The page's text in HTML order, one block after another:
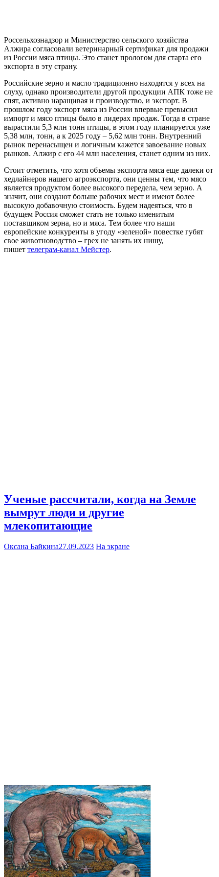
Россельхознадзор и Министерство сельского хозяйства
Алжира согласовали ветеринарный сертификат для продажи
из России мяса птицы. Это станет прологом для старта его
экспорта в эту страну.
Российские зерно и масло традиционно находятся у всех на
слуху, однако производители другой продукции АПК тоже не
спят, активно наращивая и производство, и экспорт. В
прошлом году экспорт мяса из России впервые превысил
импорт и мясо птицы было в лидерах продаж. Тогда в стране
вырастили 5,3 млн тонн птицы, в этом году планируется уже
5,38 млн, тонн, а к 2025 году – 5,62 млн тонн. Внутренний
рынок перенасыщен и логичным кажется завоевание новых
рынков. Алжир с его 44 млн населения, станет одним из них.
Стоит отметить, что хотя объемы экспорта мяса еще далеки от
хедлайнеров нашего агроэкспорта, они ценны тем, что мясо
является продуктом более высокого передела, чем зерно. А
значит, они создают больше рабочих мест и имеют более
высокую добавочную стоимость. Будем надеяться, что в
будущем Россия сможет стать не только именитым
поставщиком зерна, но и мяса. Тем более что наши
европейские конкуренты в угоду «зеленой» повестке губят
свое животноводство – грех не занять их нишу,
пишет телеграм-канал Мейстер.
Ученые рассчитали, когда на Земле
вымрут люди и другие
млекопитающие
Оксана Байкина27.09.2023 На экране